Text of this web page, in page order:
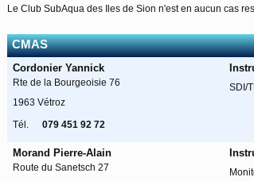
Le domaine des Iles
Le Club SubAqua des Iles de Sion n'est en aucun cas
CMAS
Cordonier Yannick
Rte de la Bourgeoisie 76
1963 Vétroz
Tél.
079 451 92 72
SDI/
Morand Pierre-Alain
Route du Sanetsch 27